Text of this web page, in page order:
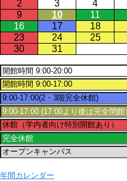
2
3 4
9
10 11
16
17 18
23
24 25
30
31
年間カレンダー